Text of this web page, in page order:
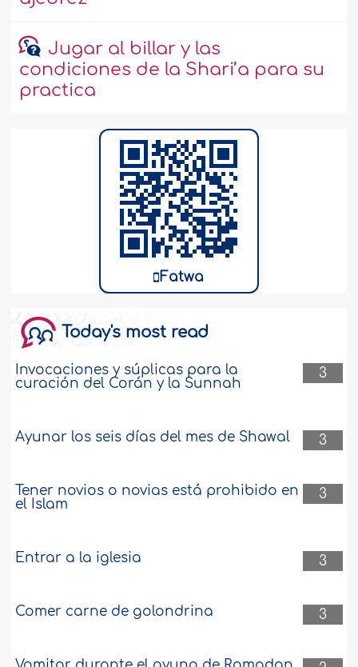
Jugar al billar y las
condiciones de la Shari’a para su
practica
Fatwa
Today's most read
3
Invocaciones y súplicas para la
curación del Corán y la Sunnah
3
Ayunar los seis días del mes de Shawal
3
Tener novios o novias está prohibido en
el Islam
3
Entrar a la iglesia
3
Comer carne de golondrina